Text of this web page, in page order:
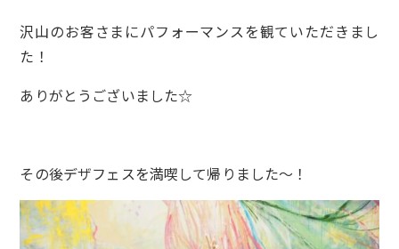
沢山のお客さまにパフォーマンスを観ていただきまし
た！
ありがとうございました☆
その後デザフェスを満喫して帰りました～！